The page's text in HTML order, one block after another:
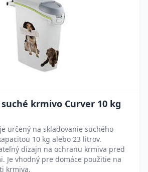
krmivo Curver 10 kg
určený na skladovanie suchého
10 kg alebo 23 litrov.
dizajn na ochranu krmiva pred
Je vhodný pre domáce použitie na
krmiva.